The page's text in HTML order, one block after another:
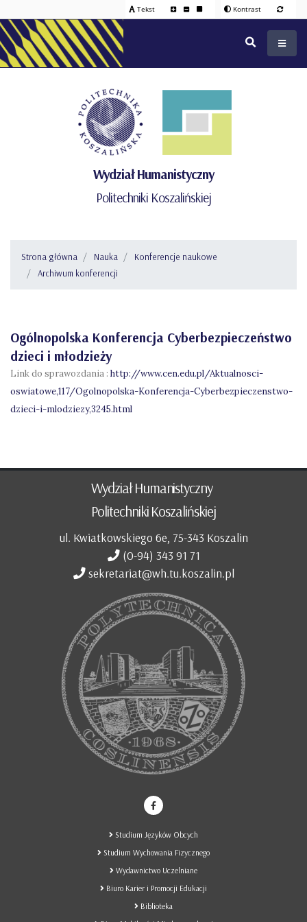
Tekst Kontrast
Wydział Humanistyczny
Politechniki Koszalińskiej
Strona główna Nauka
Konferencje naukowe
Archiwum konferencji
Ogólnopolska Konferencja Cyberbezpieczeństwo
dzieci i młodzieży
Link do sprawozdania : http://www.cen.edu.pl/Aktualnosci-
oswiatowe,117/Ogolnopolska-Konferencja-Cyberbezpieczenstwo-
dzieci-i-mlodziezy,3245.html
Studium Języków Obcych
Studium Wychowania Fizycznego
Wydawnictwo Uczelniane
Biuro Karier i Promocji Edukacji
Biblioteka
Wydział Humanistyczny
Politechniki Koszalińskiej
ul. Kwiatkowskiego 6e, 75-343 Koszalin
(0-94) 343 91 71
sekretariat@wh.tu.koszalin.pl